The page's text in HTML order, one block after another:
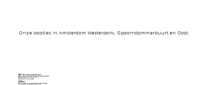
Onze locaties in Amsterdam Westerpark, Spaarndammerbuurt en Oost.
SMC SpaarndammerHout
(Spaarndammerbuurt/ Houthavens)
Spaarndammerstraat 73 H
1013 TB Amsterdam
Kaart ->
De Oostkaap (Amsterdam Oost)